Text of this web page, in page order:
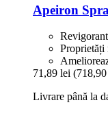
Apeiron
Proprietăți
71,89 lei
Livrare până la